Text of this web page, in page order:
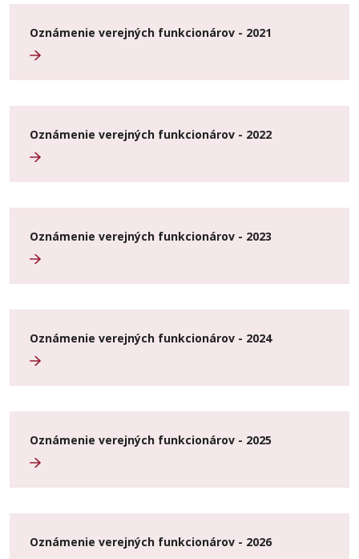
Oznámenie verejných funkcionárov - 2021
Oznámenie verejných funkcionárov - 2022
Oznámenie verejných funkcionárov - 2023
Oznámenie verejných funkcionárov - 2024
Oznámenie verejných funkcionárov - 2025
Oznámenie verejných funkcionárov - 2026